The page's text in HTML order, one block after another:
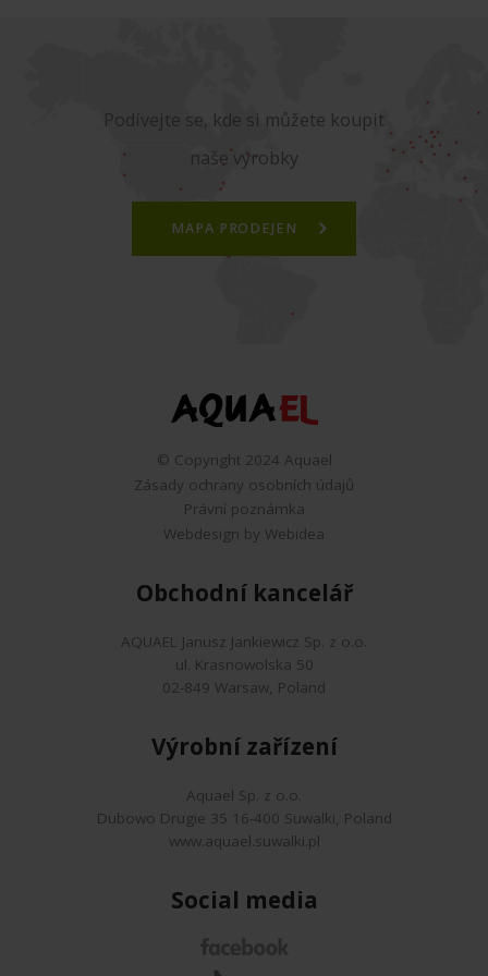
Podívejte se, kde si můžete koupit
naše výrobky
MAPA PRODEJEN
© Copyright 2024 Aquael
Zásady ochrany osobních údajů
Právní poznámka
Webdesign by Webidea
Obchodní kancelář
AQUAEL Janusz Jankiewicz Sp. z o.o.
ul. Krasnowolska 50
02-849 Warsaw, Poland
Výrobní zařízení
Aquael Sp. z o.o.
Dubowo Drugie 35 16-400 Suwalki, Poland
www.aquael.suwalki.pl
Social media